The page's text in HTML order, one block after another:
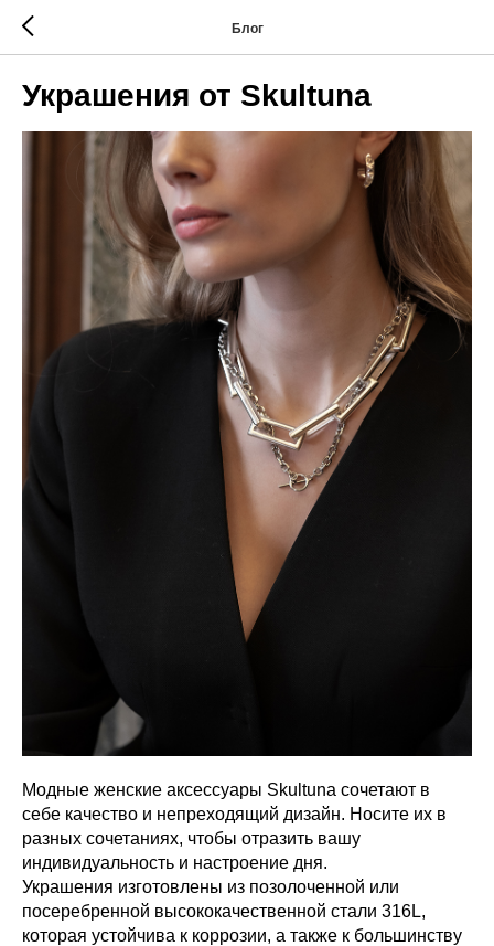
Блог
Украшения от Skultuna
Модные женские аксессуары Skultuna сочетают в
себе качество и непреходящий дизайн. Носите их в
разных сочетаниях, чтобы отразить вашу
индивидуальность и настроение дня.
Украшения изготовлены из позолоченной или
посеребренной высококачественной стали 316L,
которая устойчива к коррозии, а также к большинству